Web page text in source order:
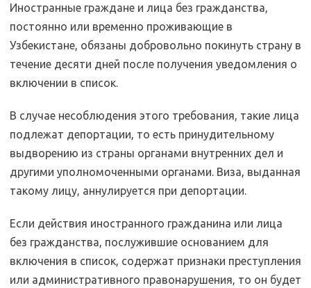
Иностранные граждане и лица без гражданства,
постоянно или временно проживающие в
Узбекистане, обязаны добровольно покинуть страну в
течение десяти дней после получения уведомления о
включении в список.
В случае несоблюдения этого требования, такие лица
подлежат депортации, то есть принудительному
выдворению из страны органами внутренних дел и
другими уполномоченными органами. Виза, выданная
такому лицу, аннулируется при депортации.
Если действия иностранного гражданина или лица
без гражданства, послужившие основанием для
включения в список, содержат признаки преступления
или административного правонарушения, то он будет